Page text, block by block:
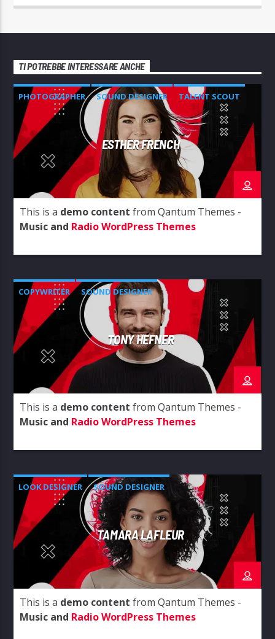
TI POTREBBE INTERESSARE ANCHE
PHOTOGRAPHER SOUND DESIGNER TALENT SCOUT
ESTHER FRENCH
This is a demo content from Qantum Themes -
Music and Radio WordPress Themes
COPYWRITER SOUND DESIGNER
TONY HEFNER
This is a demo content from Qantum Themes -
Music and Radio WordPress Themes
LOOK DESIGNER SOUND DESIGNER
TAMARA LAFLEUR
This is a demo content from Qantum Themes -
Music and Radio WordPress Themes